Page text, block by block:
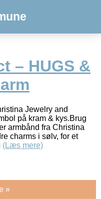
– HUGS &
Jewelry and
på kram & kys.Brug
armbånd fra Christina
charms i sølv, for et
(Læs mere)
»